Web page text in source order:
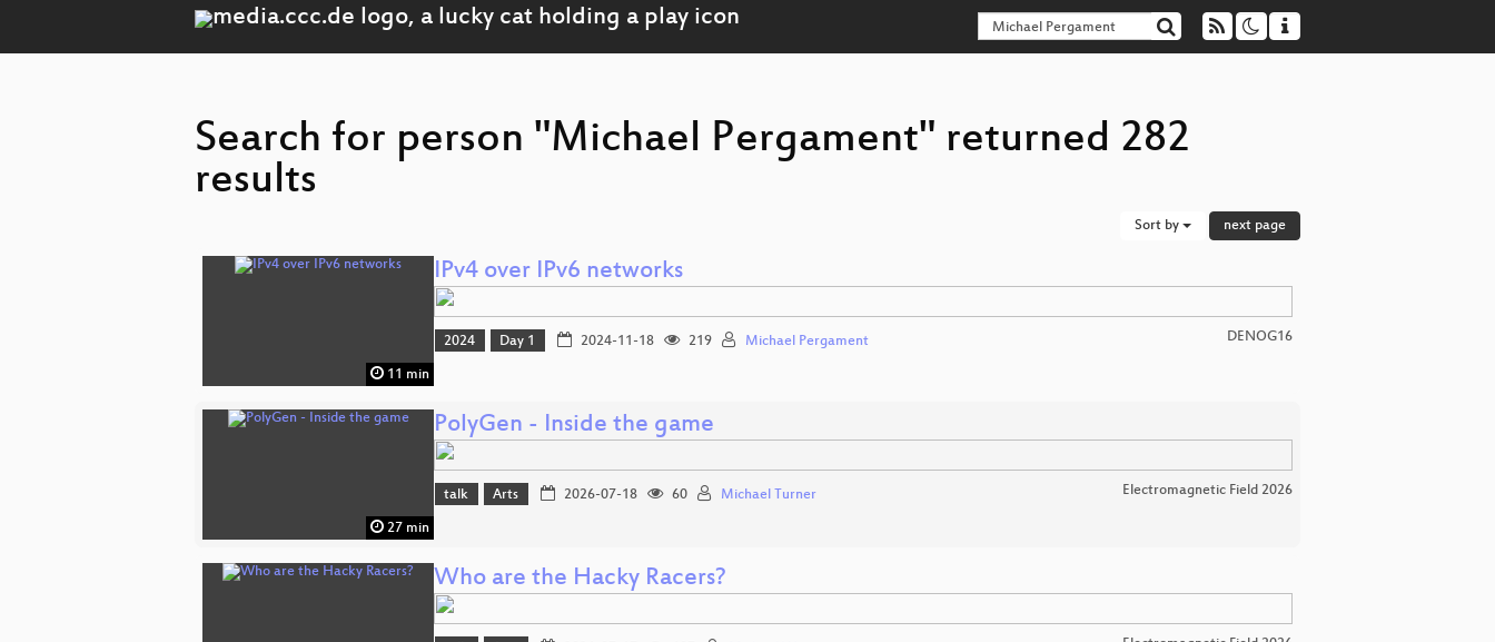
Search for person "Michael Pergament" returned 282
results
Sort by next page
11 min
IPv4 over IPv6 networks
2024 Day 1 2024-11-18 219 Michael Pergament DENOG16
27 min
PolyGen - Inside the game
talk Arts 2026-07-18 60 Michael Turner Electromagnetic Field 2026
Who are the Hacky Racers?